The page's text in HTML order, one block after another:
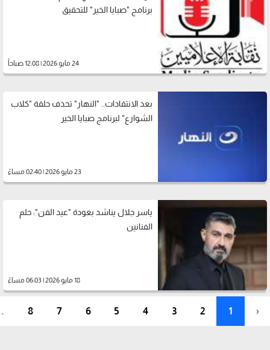
برنامج "صبايا الخير" للتحقيق
24 مايو 2026 | 12:08 صباحاً
بعد الانتقادات.. "النهار" تحذف حلقة "كلاب
الشوارع" لبرنامج صبايا الخير
23 مايو 2026 | 02:40 مساءً
ياسر جلال يناشد بعودة "عيد الفن": حلم
الفنانين
18 مايو 2026 | 06:03 مساءً
‹
1
2
3
4
5
6
7
8